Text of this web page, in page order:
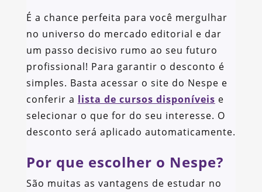
É a chance perfeita para você mergulhar
no universo do mercado editorial e dar
um passo decisivo rumo ao seu futuro
profissional! Para garantir o desconto é
simples. Basta acessar o site do Nespe e
conferir a lista de cursos disponíveis e
selecionar o que for do seu interesse. O
desconto será aplicado automaticamente.
Por que escolher o Nespe?
São muitas as vantagens de estudar no